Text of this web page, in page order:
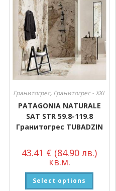
Гранитогрес, Гранитогрес - XXL
PATAGONIA NATURALE
SAT STR 59.8-119.8
Гранитогрес TUBADZIN
43.41 € (84.90 лв.)
кв.м.
Select options